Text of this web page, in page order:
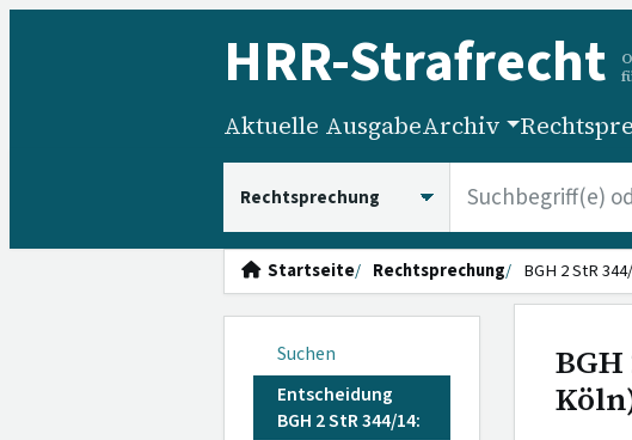
HRR-Strafrecht
Aktuelle AusgabeArchiv
Startseite Rechtsprechung BGH 2 StR
Suchen
Entscheidung
BGH 2 StR 344/14: